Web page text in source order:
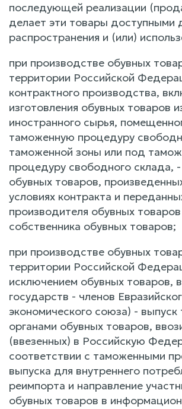
последующей реализации
делает эти товары доступными
распространения и (или)
при производстве обувных
территории Российской
контрактного производства,
изготовления обувных товаров
иностранного сырья,
таможенную процедуру
таможенной зоны или под
процедуру свободного склада,
обувных товаров,
условиях контракта и
производителя обувных
собственника обувных товаров;
при производстве обувных
территории Российской
исключением обувных товаров,
государств - членов
экономического союза) -
органами обувных товаров,
(ввезенных) в Российскую
соответствии с таможенными
выпуска для внутреннего
реимпорта и направление
обувных товаров в